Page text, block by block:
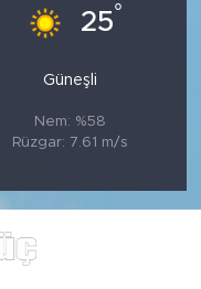
25°
Güneşli
Nem: %58
Rüzgar: 7.61 m/s